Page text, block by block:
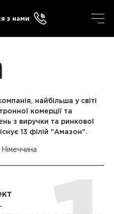
з нами
найбільша у світі
комерції та
з виручки та ринкової
13 філій "Амазон".